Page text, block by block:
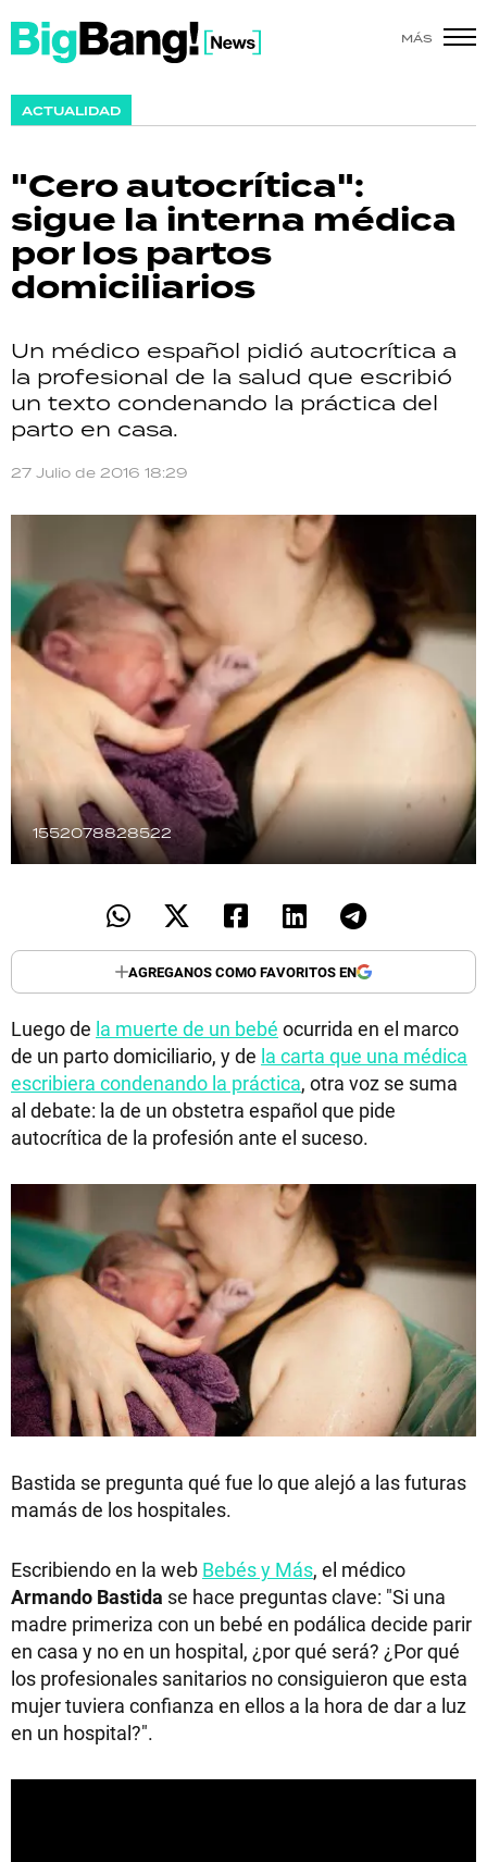
MÁS
ACTUALIDAD
"Cero autocrítica":
sigue la interna médica
por los partos
domiciliarios
Un médico español pidió autocrítica a
la profesional de la salud que escribió
un texto condenando la práctica del
parto en casa.
27 Julio de 2016 18:29
1552078828522
AGREGANOS COMO FAVORITOS EN
Luego de la muerte de un bebé ocurrida en el marco
de un parto domiciliario, y de la carta que una médica
escribiera condenando la práctica, otra voz se suma
al debate: la de un obstetra español que pide
autocrítica de la profesión ante el suceso.
Bastida se pregunta qué fue lo que alejó a las futuras
mamás de los hospitales.
Escribiendo en la web Bebés y Más, el médico
Armando Bastida se hace preguntas clave: "Si una
madre primeriza con un bebé en podálica decide parir
en casa y no en un hospital, ¿por qué será? ¿Por qué
los profesionales sanitarios no consiguieron que esta
mujer tuviera confianza en ellos a la hora de dar a luz
en un hospital?".
SHOW
ACTUALIDAD
POLICIALES
ECONOMÍA
GRAN HERMANO
SALUD
DEPORTES
TECNOLOGÍA
RECETAS
PALABRAS
HORÓSCOPO
Seguinos